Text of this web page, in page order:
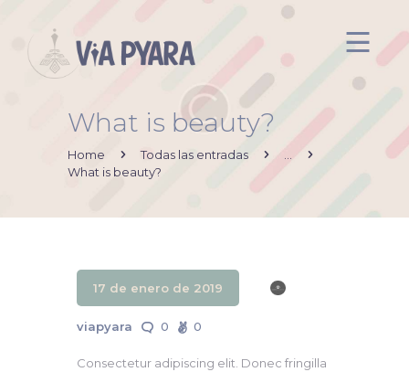
What is beauty?
Home Todas las entradas
...
What is beauty?
Inicio
Acerca de mi
Servicios
Contacto
17 de enero de 2019
viapyara 0 0
Consectetur adipiscing elit. Donec fringilla